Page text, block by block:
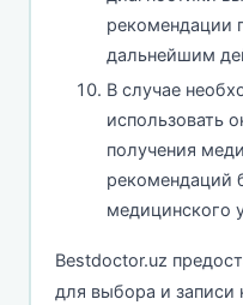
рекомендации
дальнейшим
В случае
использовать
получения
рекомендаций
медицинского
Bestdoctor.uz
для выбора и записи